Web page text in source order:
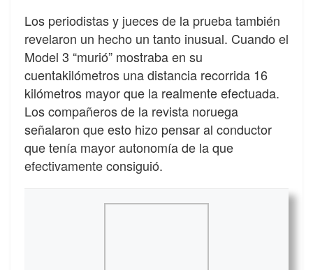
Los periodistas y jueces de la prueba también
revelaron un hecho un tanto inusual. Cuando el
Model 3 “murió” mostraba en su
cuentakilómetros una distancia recorrida 16
kilómetros mayor que la realmente efectuada.
Los compañeros de la revista noruega
señalaron que esto hizo pensar al conductor
que tenía mayor autonomía de la que
efectivamente consiguió.